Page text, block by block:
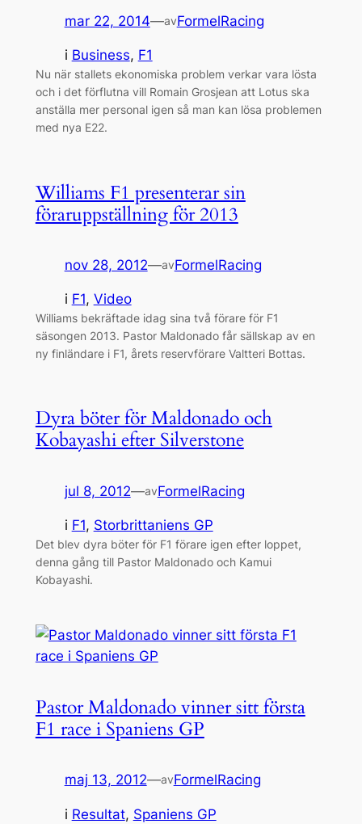
mar 22, 2014—avFormelRacing
i Business, F1
Nu när stallets ekonomiska problem verkar vara lösta
och i det förflutna vill Romain Grosjean att Lotus ska
anställa mer personal igen så man kan lösa problemen
med nya E22.
Williams F1 presenterar sin
föraruppställning för 2013
nov 28, 2012—avFormelRacing
i F1, Video
Williams bekräftade idag sina två förare för F1
säsongen 2013. Pastor Maldonado får sällskap av en
ny finländare i F1, årets reservförare Valtteri Bottas.
Dyra böter för Maldonado och
Kobayashi efter Silverstone
jul 8, 2012—avFormelRacing
i F1, Storbrittaniens GP
Det blev dyra böter för F1 förare igen efter loppet,
denna gång till Pastor Maldonado och Kamui
Kobayashi.
Pastor Maldonado vinner sitt första
F1 race i Spaniens GP
maj 13, 2012—avFormelRacing
i Resultat, Spaniens GP